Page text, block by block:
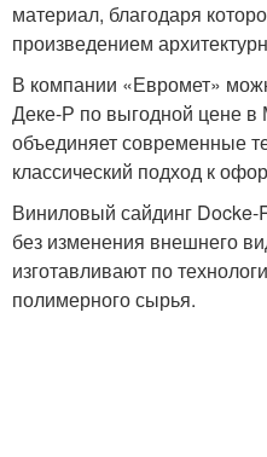
материал, благодаря
произведением
В компании «Евромет»
Деке-Р по выгодной цене в
объединяет современные
классический подход к
Виниловый сайдинг Docke-
без изменения внешнего
изготавливают по
полимерного сырья.